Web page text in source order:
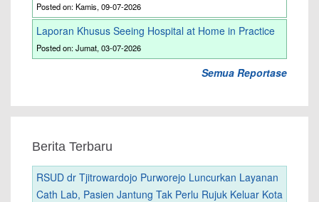
Posted on: Kamis, 09-07-2026
Laporan Khusus Seeing Hospital at Home in Practice
Posted on: Jumat, 03-07-2026
Semua Reportase
Berita Terbaru
RSUD dr Tjitrowardojo Purworejo Luncurkan Layanan
Cath Lab, Pasien Jantung Tak Perlu Rujuk Keluar Kota